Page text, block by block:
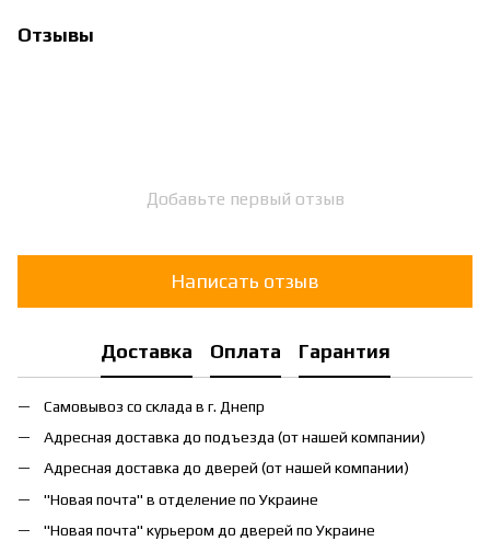
Отзывы
Добавьте первый отзыв
Написать отзыв
Доставка Оплата Гарантия
Самовывоз со склада в г. Днепр
Адресная доставка до подъезда (от нашей компании)
Адресная доставка до дверей (от нашей компании)
"Новая почта" в отделение по Украине
"Новая почта" курьером до дверей по Украине